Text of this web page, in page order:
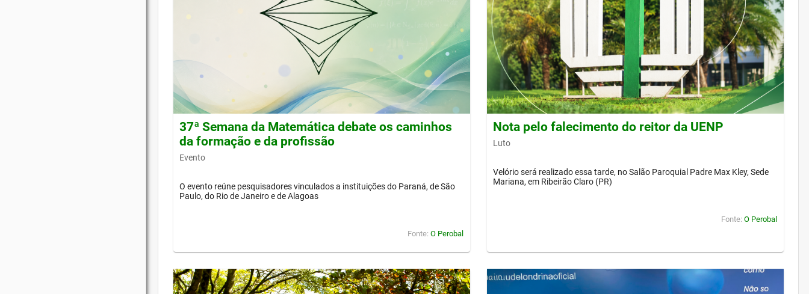
37ª Semana da Matemática debate os caminhos
da formação e da profissão
Evento
O evento reúne pesquisadores vinculados a instituições do Paraná, de São
Paulo, do Rio de Janeiro e de Alagoas
Fonte: O Perobal
Nota pelo falecimento do reitor da UENP
Luto
Velório será realizado essa tarde, no Salão Paroquial Padre Max Kley, Sede
Mariana, em Ribeirão Claro (PR)
Fonte: O Perobal